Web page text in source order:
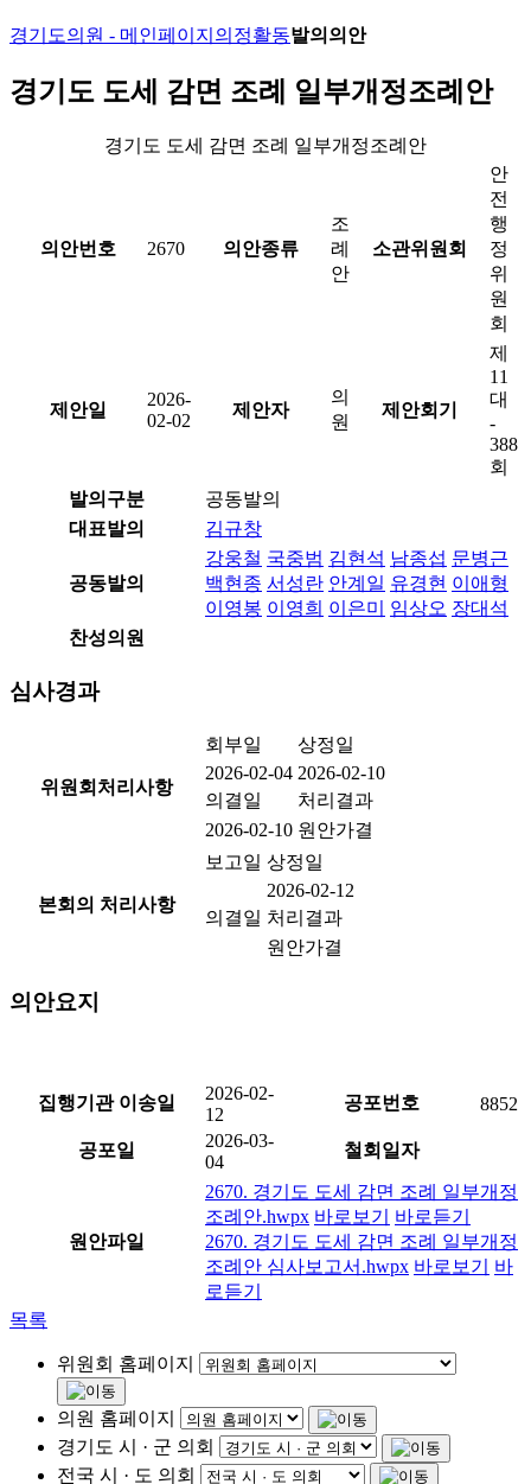
경기도의원 - 메인페이지 의정활동발의의안
경기도 도세 감면 조례 일부개정조례안
경기도 도세 감면 조례 일부개정조례안
의안번호 2670 의안종류
조
례
안
소관위원회
안
전
행
정
위
원
회
제안일
2026-
02-02
제안자
의
원
제안회기
제
11
대
-
388
회
발의구분
공동발의
대표발의
김규창
공동발의
강웅철 국중범 김현석 남종섭 문병근
백현종 서성란 안계일 유경현 이애형
이영봉 이영희 이은미 임상오 장대석
찬성의원
심사경과
위원회처리사항
회부일
상정일
2026-02-04 2026-02-10
의결일
처리결과
2026-02-10 원안가결
본회의 처리사항
보고일 상정일
2026-02-12
의결일 처리결과
원안가결
의안요지
집행기관 이송일
2026-02-
12
공포번호 8852
공포일
2026-03-
04
철회일자
원안파일
2670. 경기도 도세 감면 조례 일부개정
조례안.hwpx 바로보기
바로듣기
2670. 경기도 도세 감면 조례 일부개정
조례안 심사보고서.hwpx 바로보기
바
로듣기
목록
위원회 홈페이지
의원 홈페이지
경기도 시 · 군 의회
전국 시 · 도 의회